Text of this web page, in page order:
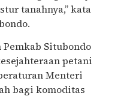
tanahnya,” kata
Situbondo
petani
Menteri
bagi komoditas